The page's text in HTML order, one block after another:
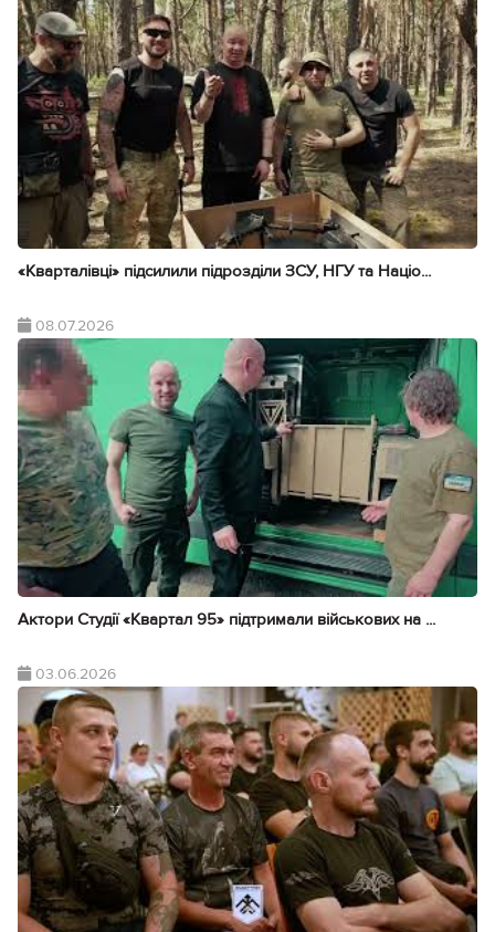
«Кварталівці» підсилили підрозділи ЗСУ, НГУ та Націо...
08.07.2026
Актори Студії «Квартал 95» підтримали військових на ...
03.06.2026